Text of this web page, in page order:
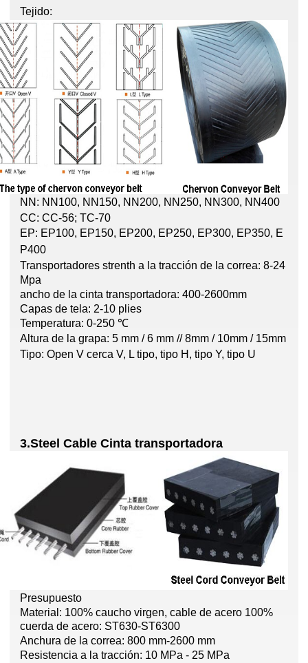
Tejido:
NN: NN100, NN150, NN200, NN250, NN300, NN400
CC: CC-56; TC-70
EP: EP100, EP150, EP200, EP250, EP300, EP350, E
P400
Transportadores strenth a la tracción de la correa: 8-24
Mpa
ancho de la cinta transportadora: 400-2600mm
Capas de tela: 2-10 plies
Temperatura: 0-250 ℃
Altura de la grapa: 5 mm / 6 mm // 8mm / 10mm / 15mm
Tipo: Open V cerca V, L tipo, tipo H, tipo Y, tipo U
3.Steel Cable Cinta transportadora
Presupuesto
Material: 100% caucho virgen, cable de acero 100%
cuerda de acero: ST630-ST6300
Anchura de la correa: 800 mm-2600 mm
Resistencia a la tracción: 10 MPa - 25 MPa